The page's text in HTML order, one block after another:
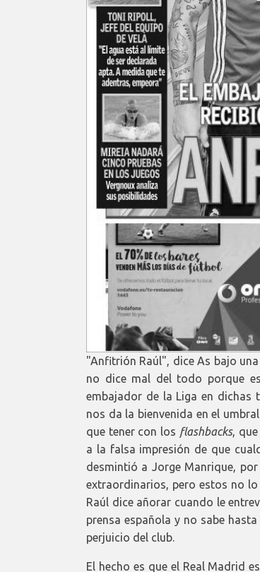
"Anfitrión Raúl", dice As bajo
no dice mal del todo porque
embajador de la Liga en dichas
nos da la bienvenida en el
que tener con los flashbacks,
a la falsa impresión de que
desmintió a Jorge Manrique, por
extraordinarios, pero estos no
Raúl dice añorar cuando le
prensa española y no sabe
perjuicio del club.
El hecho es que el Real Madrid